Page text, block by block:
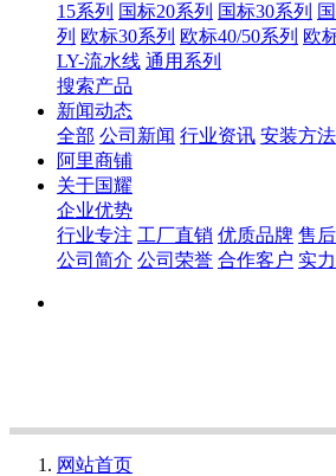
15系列 国标20系列 国标30系列
列 欧标30系列 欧标40/50系列 欧
LY-流水线 通用系列
搜索产品
新闻动态
全部 公司新闻 行业资讯 安装方法
阿里商铺
关于国耀
企业优势
行业专注 工厂直销 优质品牌 售
公司简介 公司荣誉 合作客户 实
网站首页